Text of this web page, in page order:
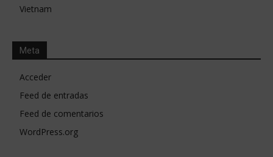
Vietnam
Meta
Acceder
Feed de entradas
Feed de comentarios
WordPress.org